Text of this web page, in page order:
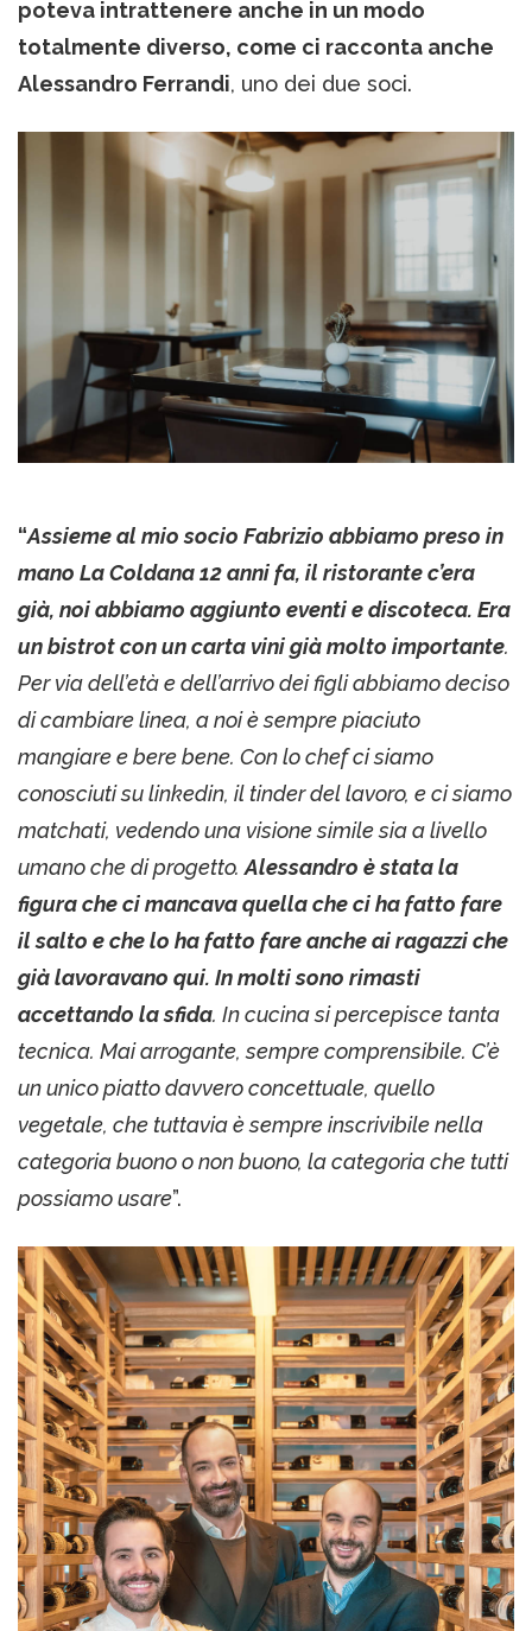
poteva intrattenere anche in un modo
totalmente diverso, come ci racconta anche
Alessandro Ferrandi, uno dei due soci.
“Assieme al mio socio Fabrizio abbiamo preso in
mano La Coldana 12 anni fa, il ristorante c’era
già, noi abbiamo aggiunto eventi e discoteca. Era
un bistrot con un carta vini già molto importante.
Per via dell’età e dell’arrivo dei figli abbiamo deciso
di cambiare linea, a noi è sempre piaciuto
mangiare e bere bene. Con lo chef ci siamo
conosciuti su linkedin, il tinder del lavoro, e ci siamo
matchati, vedendo una visione simile sia a livello
umano che di progetto.Alessandro è stata la
figura che ci mancava quella che ci ha fatto fare
il salto e che lo ha fatto fare anche ai ragazzi che
già lavoravano qui. In molti sono rimasti
accettando la sfida. In cucina si percepisce tanta
tecnica. Mai arrogante, sempre comprensibile. C’è
un unico piatto davvero concettuale, quello
vegetale, che tuttavia è sempre inscrivibile nella
categoria buono o non buono, la categoria che tutti
possiamo usare”.